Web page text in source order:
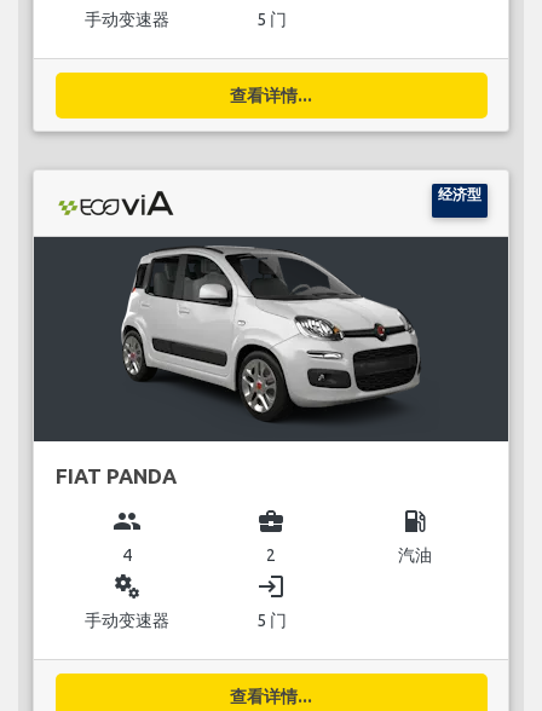
手动变速器 5 门
查看详情...
经济型
FIAT PANDA
group
4
business_center
2
local_gas_station
汽油
miscellaneous_services
手动变速器
login
5 门
查看详情...